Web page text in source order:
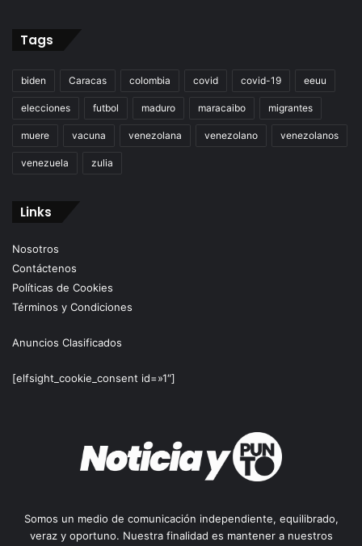
Tags
biden Caracas colombia covid covid-19 eeuu
elecciones futbol maduro maracaibo migrantes
muere vacuna venezolana venezolano venezolanos
venezuela zulia
Links
Nosotros
Contáctenos
Políticas de Cookies
Términos y Condiciones
Anuncios Clasificados
[elfsight_cookie_consent id=»1″]
Somos un medio de comunicación independiente, equilibrado,
veraz y oportuno. Nuestra finalidad es mantener a nuestros